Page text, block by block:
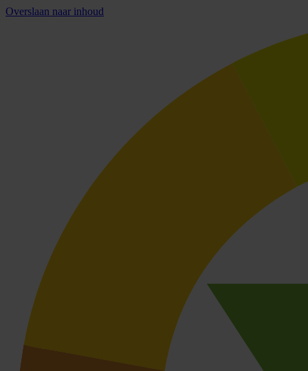
Overslaan naar inhoud